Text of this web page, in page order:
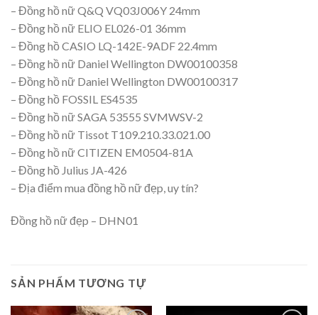
– Đồng hồ nữ Q&Q VQ03J006Y 24mm
– Đồng hồ nữ ELIO EL026-01 36mm
– Đồng hồ CASIO LQ-142E-9ADF 22.4mm
– Đồng hồ nữ Daniel Wellington DW00100358
– Đồng hồ nữ Daniel Wellington DW00100317
– Đồng hồ FOSSIL ES4535
– Đồng hồ nữ SAGA 53555 SVMWSV-2
– Đồng hồ nữ Tissot T109.210.33.021.00
– Đồng hồ nữ CITIZEN EM0504-81A
– Đồng hồ Julius JA-426
– Địa điểm mua đồng hồ nữ đẹp, uy tín?
Đồng hồ nữ đẹp – DHN01
SẢN PHẨM TƯƠNG TỰ